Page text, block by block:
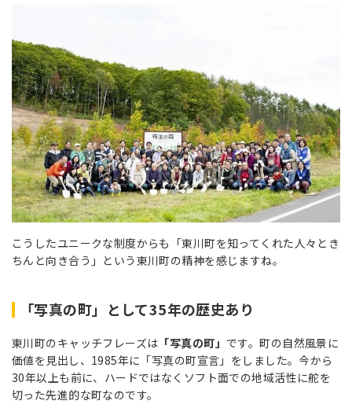
こうしたユニークな制度からも「東川町を知ってくれた人々とき
ちんと向き合う」という東川町の精神を感じますね。
「写真の町」として35年の歴史あり
東川町のキャッチフレーズは 「写真の町」 です。町の自然風景に
価値を見出し、1985年に「写真の町宣言」をしました。今から
30年以上も前に、ハードではなくソフト面での地域活性に舵を
切った先進的な町なのです。